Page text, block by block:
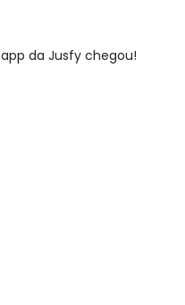
da Jusfy chegou!